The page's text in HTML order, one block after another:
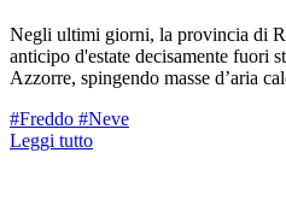
Negli ultimi giorni, la provincia di
anticipo d'estate decisamente fuori
Azzorre, spingendo masse d’aria
ben 19°C in alta quota.
sono decisamente oltre la media. Tuttavia, l'ultima parte della
#Freddo #Neve
Leggi tutto